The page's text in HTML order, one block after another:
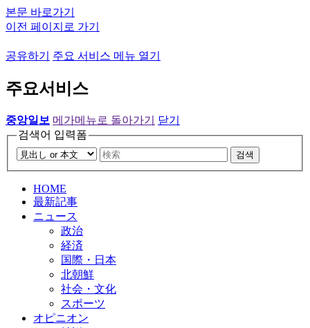
본문 바로가기
이전 페이지로 가기
공유하기 주요 서비스 메뉴 열기
주요서비스
중앙일보 메가메뉴로 돌아가기
닫기
검색어 입력폼
검색
HOME
最新記事
ニュース
政治
経済
国際・日本
北朝鮮
社会・文化
スポーツ
オピニオン